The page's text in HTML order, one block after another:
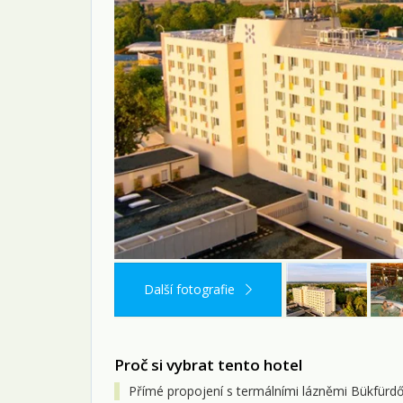
Další fotografie
Proč si vybrat tento hotel
Přímé propojení s termálními lázněmi